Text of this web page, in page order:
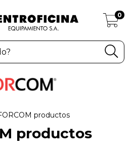
0
productos
productos